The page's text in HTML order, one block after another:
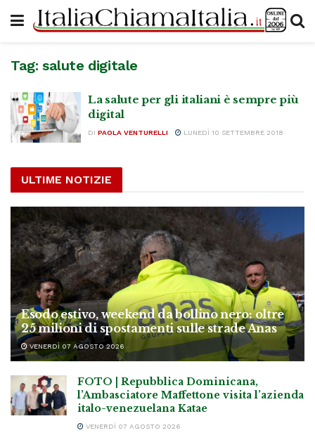
Tag: salute digitale
La salute per gli italiani è sempre più
digital
DI PAOLA VENTURELLI LUNEDÌ 10 SETTEMBRE 2018
ULTIME NOTIZIE
Esodo estivo, weekend da bollino nero: oltre
25 milioni di spostamenti sulle strade Anas
VENERDÌ 07 AGOSTO 2026
FOTO | Repubblica Dominicana,
l’Ambasciatore Maffettone visita l’azienda
italo-venezuelana Katae
VENERDÌ 07 AGOSTO 2026